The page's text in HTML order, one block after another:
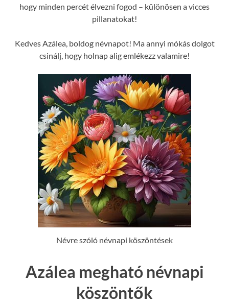
hogy minden percét élvezni fogod – különösen a vicces
pillanatokat!
Kedves Azálea, boldog névnapot! Ma annyi mókás dolgot
csinálj, hogy holnap alig emlékezz valamire!
Névre szóló névnapi köszöntések
Azálea megható névnapi
köszöntők